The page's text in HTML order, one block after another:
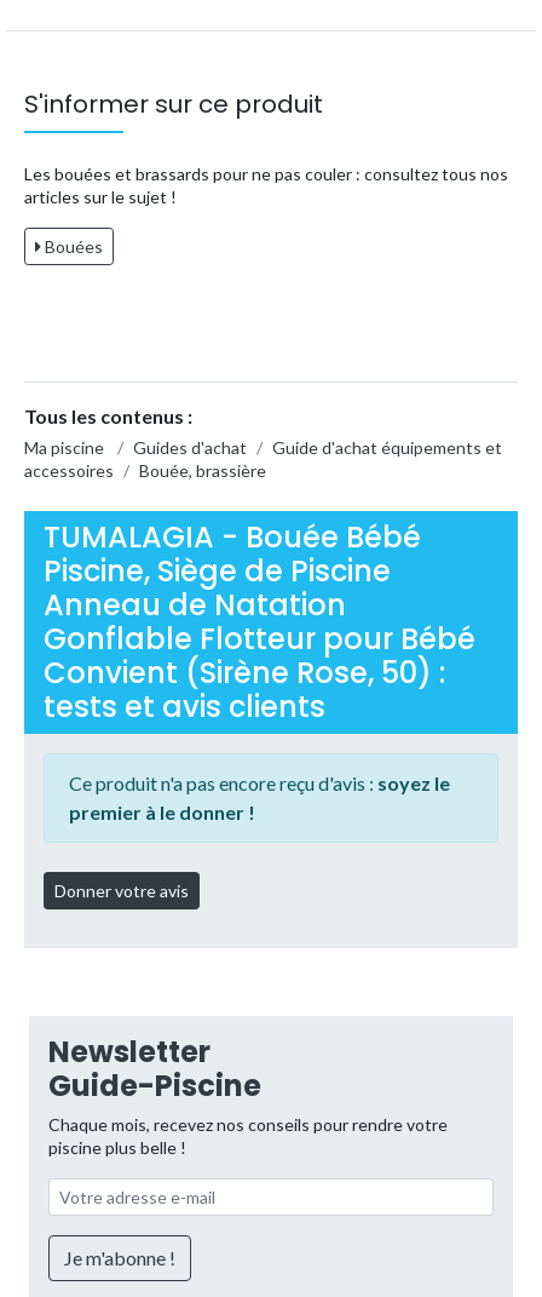
S'informer sur ce produit
Les bouées et brassards pour ne pas couler : consultez tous nos
articles sur le sujet !
Bouées
Tous les contenus :
Ma piscine / Guides d'achat / Guide d'achat équipements et
accessoires / Bouée, brassière
TUMALAGIA - Bouée Bébé
Piscine, Siège de Piscine
Anneau de Natation
Gonflable Flotteur pour Bébé
Convient (Sirène Rose, 50) :
tests et avis clients
Ce produit n'a pas encore reçu d'avis : soyez le
premier à le donner !
Newsletter
Guide-Piscine
Chaque mois, recevez nos conseils pour rendre votre
piscine plus belle !